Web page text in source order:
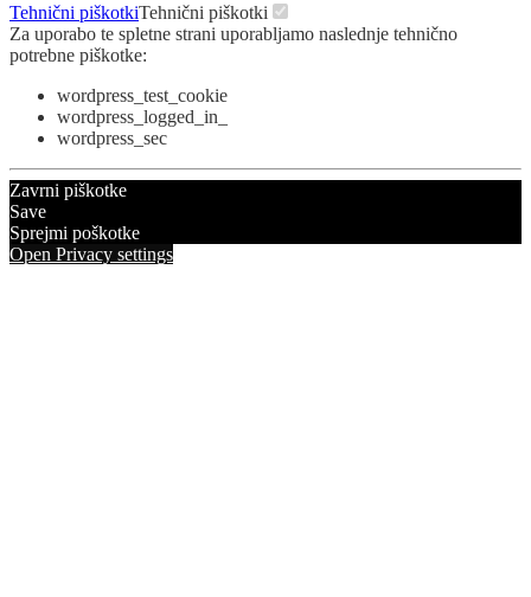
Tehnični piškotkiTehnični piškotki
Za uporabo te spletne strani uporabljamo naslednje tehnično
potrebne piškotke:
wordpress_test_cookie
wordpress_logged_in_
wordpress_sec
Zavrni piškotke
Save
Sprejmi poškotke
Open Privacy settings